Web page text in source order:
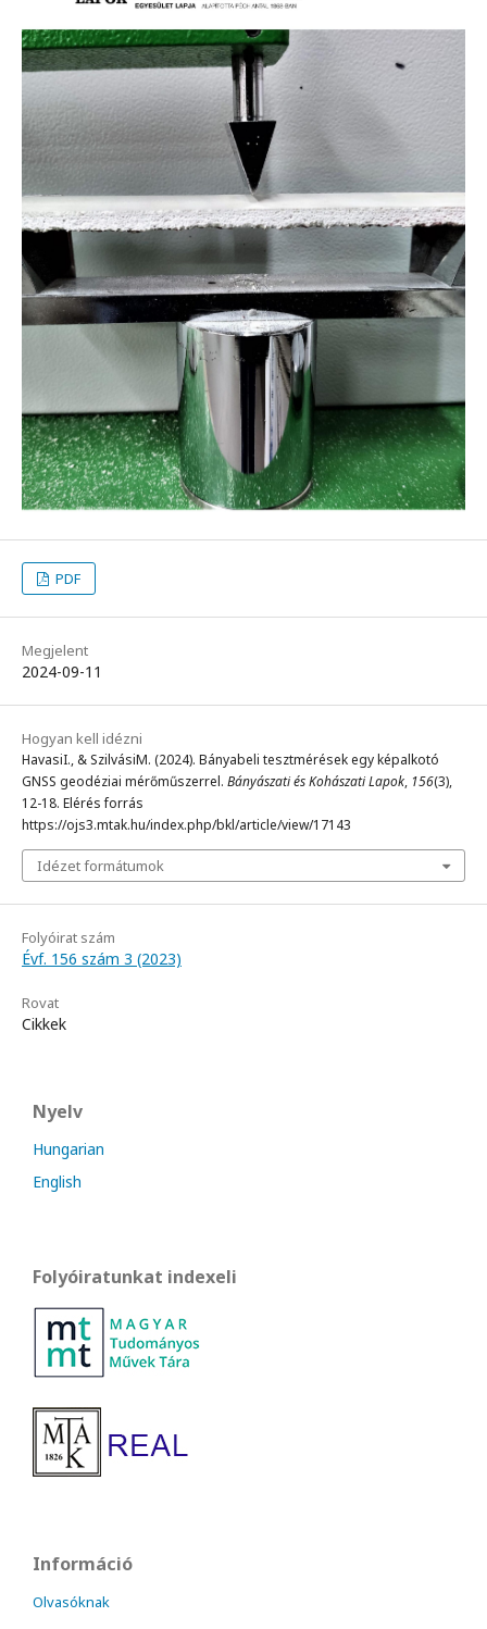
PDF
Megjelent
2024-09-11
Hogyan kell idézni
HavasiI., & SzilvásiM. (2024). Bányabeli tesztmérések egy képalkotó
GNSS geodéziai mérőműszerrel. Bányászati és Kohászati Lapok, 156(3),
12-18. Elérés forrás
https://ojs3.mtak.hu/index.php/bkl/article/view/17143
Idézet formátumok
Folyóirat szám
Évf. 156 szám 3 (2023)
Rovat
Cikkek
Nyelv
Hungarian
English
Folyóiratunkat indexeli
Információ
Olvasóknak